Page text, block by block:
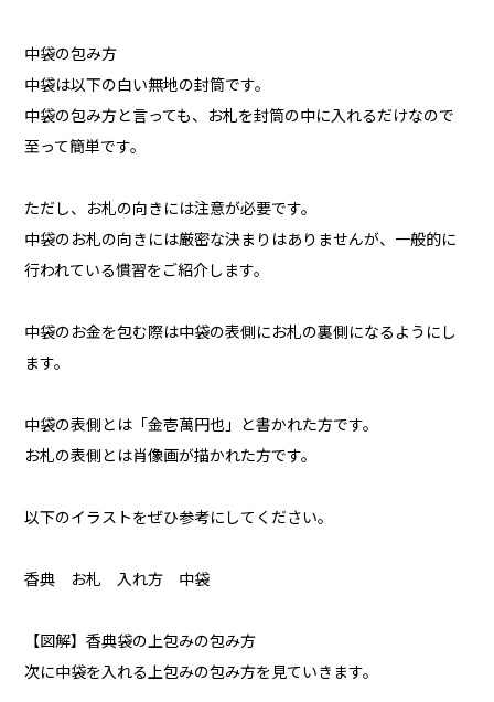
中袋の包み方
中袋は以下の白い無地の封筒です。
中袋の包み方と言っても、お札を封筒の中に入れるだけなので
至って簡単です。
ただし、お札の向きには注意が必要です。
中袋のお札の向きには厳密な決まりはありませんが、一般的に
行われている慣習をご紹介します。
中袋のお金を包む際は中袋の表側にお札の裏側になるようにし
ます。
中袋の表側とは「金壱萬円也」と書かれた方です。
お札の表側とは肖像画が描かれた方です。
以下のイラストをぜひ参考にしてください。
香典 お札 入れ方 中袋
【図解】香典袋の上包みの包み方
次に中袋を入れる上包みの包み方を見ていきます。